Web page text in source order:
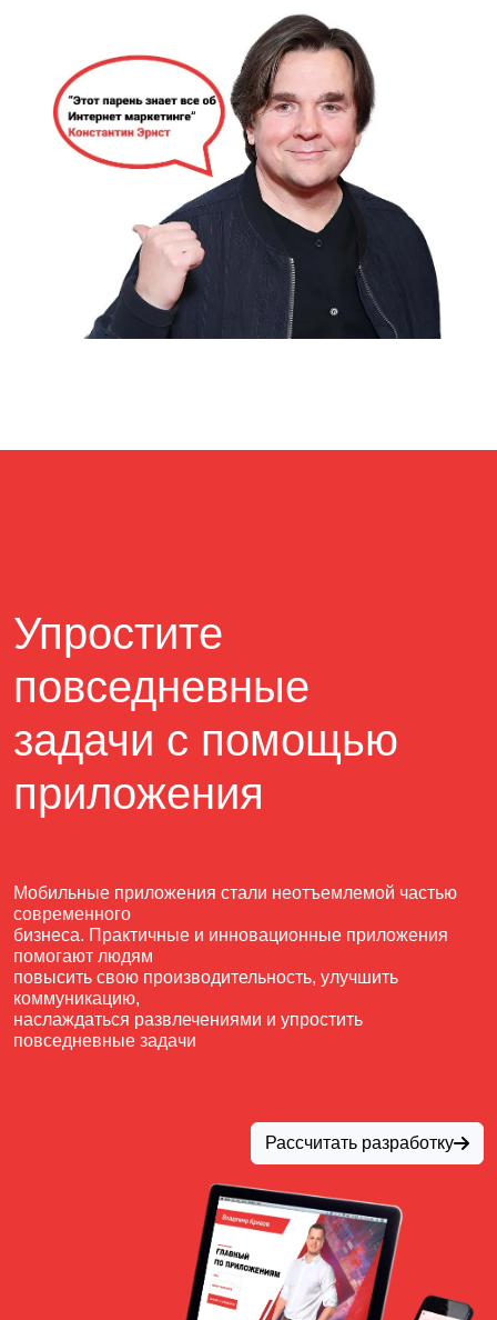
Упростите
повседневные
задачи с помощью
приложения
Мобильные приложения стали неотъемлемой частью
современного
бизнеса. Практичные и инновационные приложения
помогают людям
повысить свою производительность, улучшить
коммуникацию,
наслаждаться развлечениями и упростить
повседневные задачи
Рассчитать разработку